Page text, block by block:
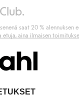
saat 20 % alennuksen
etuja, aina ilmaisen